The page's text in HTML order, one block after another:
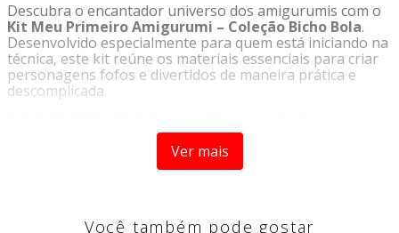
Descubra o encantador universo dos amigurumis com o
Kit Meu Primeiro Amigurumi – Coleção Bicho Bola.
Desenvolvido especialmente para quem está iniciando na
técnica, este kit reúne os materiais essenciais para criar
personagens fofos e divertidos de maneira prática e
descomplicada.
tornam o aprendizado ainda mais prazeroso, permitindo
desenvolver habilidades manuais, estimular a criatividade
e criar peças exclusivas para decoração, presentes ou até
Ver mais
Você também pode gostar